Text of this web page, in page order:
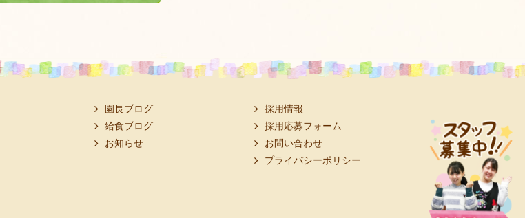
園長ブログ
給食ブログ
お知らせ
採用情報
採用応募フォーム
お問い合わせ
プライバシーポリシー